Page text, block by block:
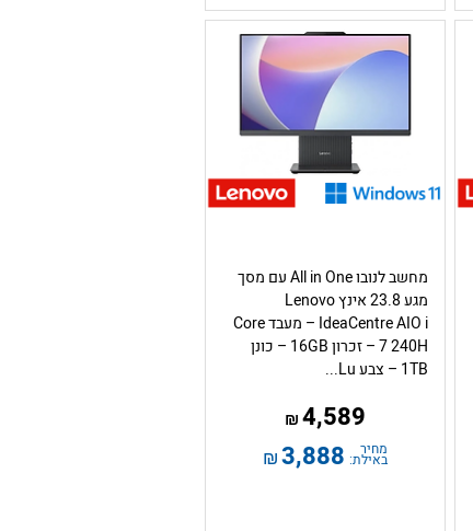
מחשב לנובו All in One עם מסך
מגע 23.8 אינץ Lenovo
IdeaCentre AIO i – מעבד Core
7 240H – זכרון 16GB – כונן
1TB – צבע Lu...
4,589
₪
מחיר
באילת: 3,888
₪